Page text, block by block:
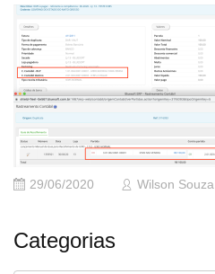
29/06/2020 Wilson Souza
Categorias